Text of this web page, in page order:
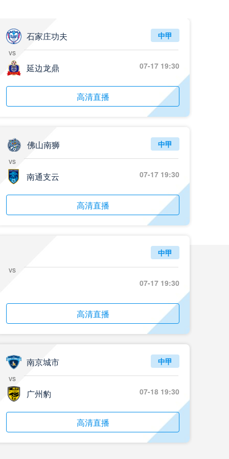
石家庄功夫
vs
延边龙鼎
中甲
07-17 19:30
高清直播
佛山南狮
vs
南通支云
中甲
07-17 19:30
高清直播
vs
中甲
07-17 19:30
高清直播
南京城市
vs
广州豹
中甲
07-18 19:30
高清直播